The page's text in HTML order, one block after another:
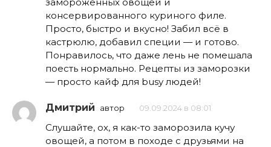
консервированного куриного филе.
Просто, быстро и вкусно! Забил всё в
кастрюлю, добавил специи — и готово.
Понравилось, что даже лень не помешала
поесть нормально. Рецепты из заморозки
— просто кайф для busy людей!
Дмитрий автор 09.09.2024 в 08:01
Слушайте, ох, я как-то заморозила кучу
овощей, а потом в походе с друзьями на